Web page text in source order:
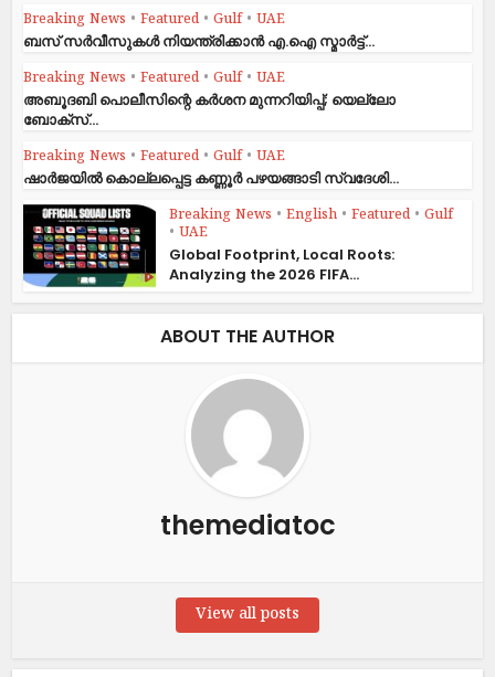
Breaking News • Featured • Gulf • UAE
ബസ് സർവീസുകൾ നിയന്ത്രിക്കാൻ എ.ഐ സ്മാർട്ട്...
Breaking News • Featured • Gulf • UAE
അബൂദബി പൊലീസിന്റെ കർശന മുന്നറിയിപ്പ്; യെല്ലോ
ബോക്സ്...
Breaking News • Featured • Gulf • UAE
ഷാര്‍ജയില്‍ കൊല്ലപ്പെട്ട കണ്ണൂര്‍ പഴയങ്ങാടി സ്വദേശി...
Breaking News • English • Featured • Gulf
• UAE
Global Footprint, Local Roots:
Analyzing the 2026 FIFA...
ABOUT THE AUTHOR
themediatoc
View all posts